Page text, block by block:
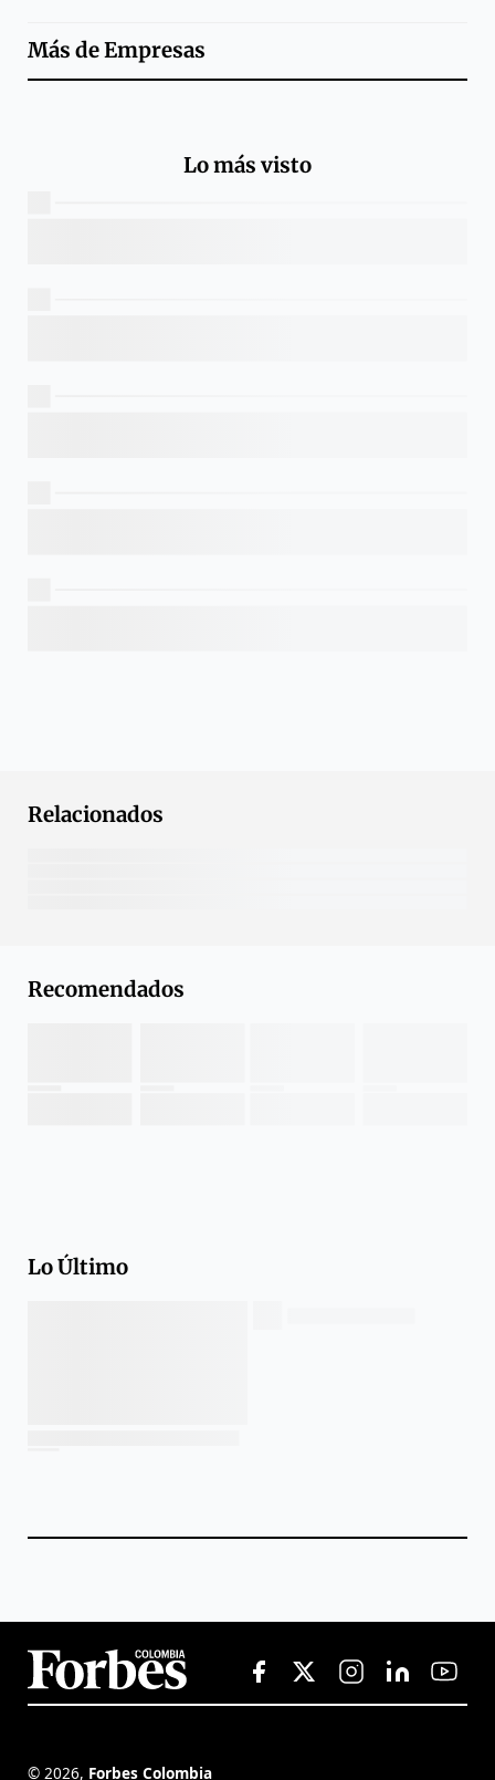
Más deEmpresas
Lo más visto
Relacionados
Recomendados
Lo Último
© 2026, Forbes Colombia